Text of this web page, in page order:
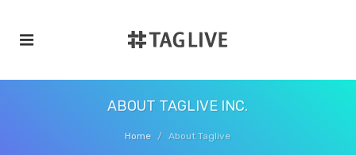
ABOUT TAGLIVE INC.
Home About Taglive